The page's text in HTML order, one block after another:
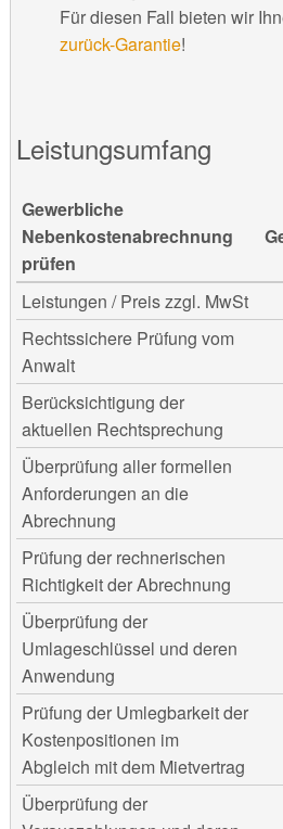
Für diesen Fall bieten wir
zurück-Garantie!
Leistungsumfang
Gewerbliche
Nebenkostenabrechnung
prüfen
Leistungen / Preis zzgl. MwSt
Rechtssichere Prüfung vom
Anwalt
Berücksichtigung der
aktuellen Rechtsprechung
Überprüfung aller formellen
Anforderungen an die
Abrechnung
Prüfung der rechnerischen
Richtigkeit der Abrechnung
Überprüfung der
Umlageschlüssel und deren
Anwendung
Prüfung der Umlegbarkeit der
Kostenpositionen im
Abgleich mit dem Mietvertrag
Überprüfung der